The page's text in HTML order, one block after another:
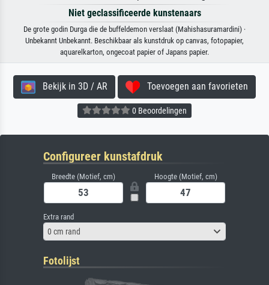
Niet geclassificeerde kunstenaars
De grote godin Durga die de buffeldemon verslaat (Mahishasuramardini) ·
Unbekannt Unbekannt. Beschikbaar als kunstdruk op canvas, fotopapier,
aquarelkarton, ongecoat papier of Japans papier.
Bekijk in 3D / AR Toevoegen aan favorieten
0 Beoordelingen
Configureer kunstafdruk
Breedte (Motief, cm) Hoogte (Motief, cm)
Extra rand
0 cm rand
Fotolijst